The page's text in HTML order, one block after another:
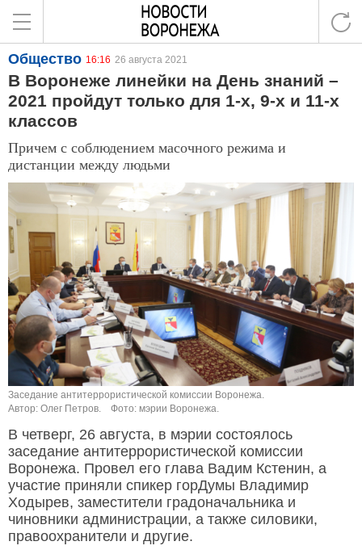
Общество 16:16 26 августа 2021
В Воронеже линейки на День знаний –
2021 пройдут только для 1-х, 9-х и 11-х
классов
Причем с соблюдением масочного режима и
дистанции между людьми
Заседание антитеррористической комиссии Воронежа.
Автор: Олег Петров.
Фото: мэрии Воронежа.
В четверг, 26 августа, в мэрии состоялось
заседание антитеррористической комиссии
Воронежа. Провел его глава Вадим Кстенин, а
участие приняли спикер горДумы Владимир
Ходырев, заместители градоначальника и
чиновники администрации, а также силовики,
правоохранители и другие.